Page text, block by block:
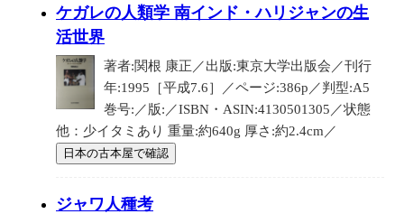
ケガレの人類学 南インド・ハリジャンの生
活世界
著者:関根 康正／出版:東京大学出版会／刊行
年:1995［平成7.6］／ページ:386p／判型:A5
巻号:／版:／ISBN・ASIN:4130501305／状態
他：少イタミあり 重量:約640g 厚さ:約2.4cm／
日本の古本屋で確認
ジャワ人種考